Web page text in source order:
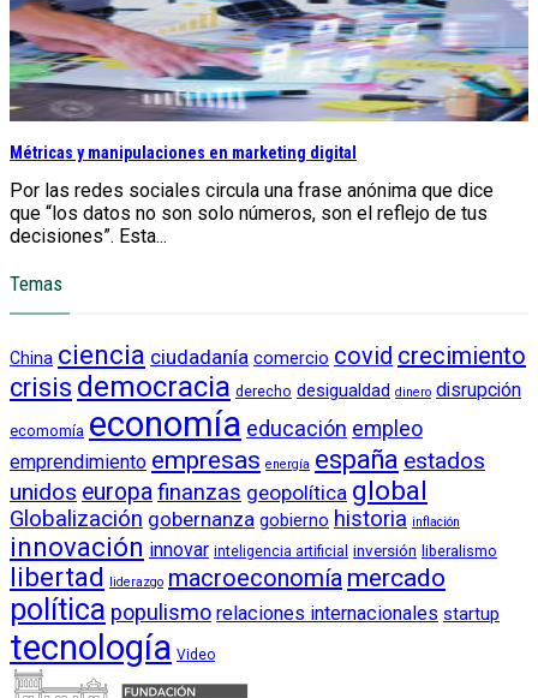
Métricas y manipulaciones en marketing digital
Por las redes sociales circula una frase anónima que dice
que “los datos no son solo números, son el reflejo de tus
decisiones”. Esta...
Temas
China ciencia ciudadanía comercio covid crecimiento
crisis democracia derecho desigualdad dinero disrupción
ecomomía economía educación empleo
emprendimiento empresas energía españa estados
unidos europafinanzas geopolítica global
Globalización gobernanza gobierno historia inflación
innovación innovar inteligencia artificial inversión liberalismo
libertad liderazgo macroeconomía mercado
política populismo relaciones internacionales startup
tecnología Video